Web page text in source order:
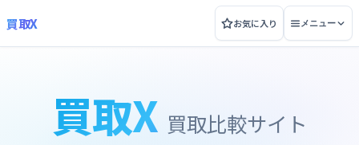
買取X お気に入り メニュー
買取X 買取比較サイト